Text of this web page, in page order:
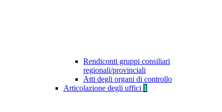
Rendiconti gruppi consiliari
regionali/provinciali
Atti degli organi di controllo
Articolazione degli uffici 1